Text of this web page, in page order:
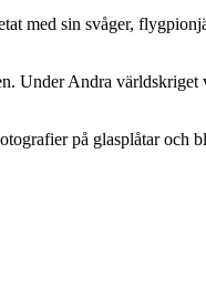
med sin svåger,
Under Andra
på glasplåtar